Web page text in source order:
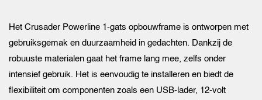
Het Crusader Powerline 1-gats opbouwframe is ontworpen met
gebruiksgemak en duurzaamheid in gedachten. Dankzij de
robuuste materialen gaat het frame lang mee, zelfs onder
intensief gebruik. Het is eenvoudig te installeren en biedt de
flexibiliteit om componenten zoals een USB-lader, 12-volt